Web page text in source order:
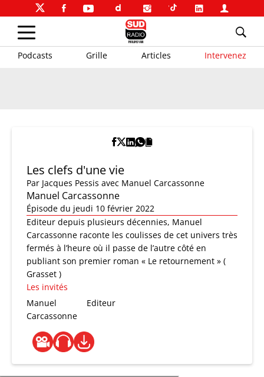
Podcasts Grille Articles Intervenez
Les clefs d'une vie
Par Jacques Pessis avec Manuel Carcassonne
Manuel Carcassonne
Épisode du jeudi 10 février 2022
Editeur depuis plusieurs décennies, Manuel
Carcassonne raconte les coulisses de cet univers très
fermés à l’heure où il passe de l’autre côté en
publiant son premier roman « Le retournement » (
Grasset )
Les invités
Manuel
Carcassonne
Editeur